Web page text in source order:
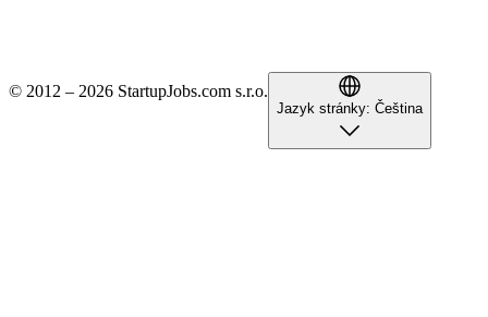
© 2012 – 2026 StartupJobs.com s.r.o.
Jazyk stránky: Čeština